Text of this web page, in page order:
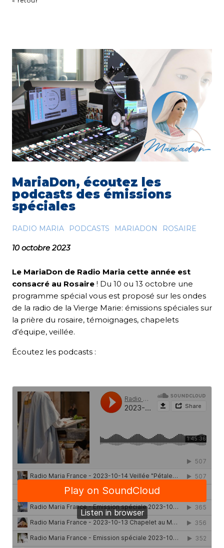
MariaDon, écoutez les
podcasts des émissions
spéciales
RADIO MARIA PODCASTS MARIADON ROSAIRE
10 octobre 2023
Le MariaDon de Radio Maria cette année est
consacré au Rosaire ! Du 10 ou 13 octobre une
programme spécial vous est proposé sur les ondes
de la radio de la Vierge Marie: émissions spéciales sur
la prière du rosaire, témoignages, chapelets
d’équipe, veillée.
Écoutez les podcasts :